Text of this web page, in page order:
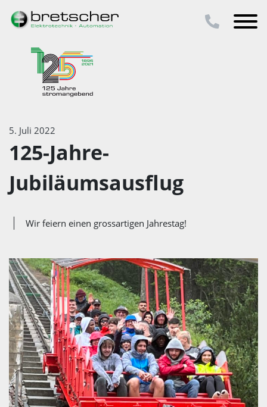
5. Juli 2022
125-Jahre-
Jubiläumsausflug
Wir feiern einen grossartigen Jahrestag!